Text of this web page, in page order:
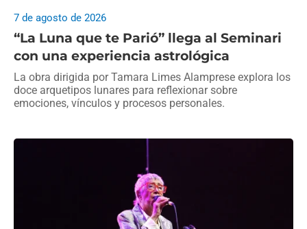
“La Luna que te Parió” llega al Seminari
con una experiencia astrológica
7 de agosto de 2026
La obra dirigida por Tamara Limes Alamprese explora los
doce arquetipos lunares para reflexionar sobre
emociones, vínculos y procesos personales.